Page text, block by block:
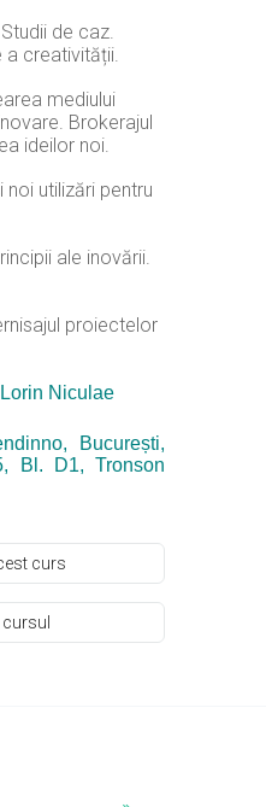
de caz.
a creativității.
mediului
Brokerajul
ideilor noi.
utilizări pentru
ale inovării.
proiectelor
Lorin Niculae
București,
, Bl. D1, Tronson
curs